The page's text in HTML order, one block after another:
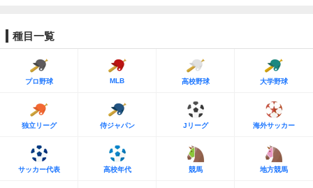
種目一覧
プロ野球 MLB 高校野球 大学野球
独立リーグ 侍ジャパン Jリーグ 海外サッカー
サッカー代表 高校年代 競馬 地方競馬